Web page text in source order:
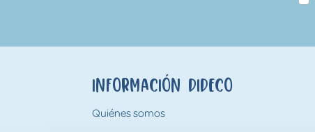
Información Dideco
Quiénes somos